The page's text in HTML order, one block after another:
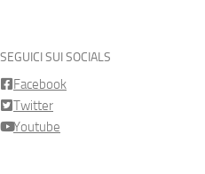
SEGUICI SUI SOCIALS
Facebook
Twitter
Youtube